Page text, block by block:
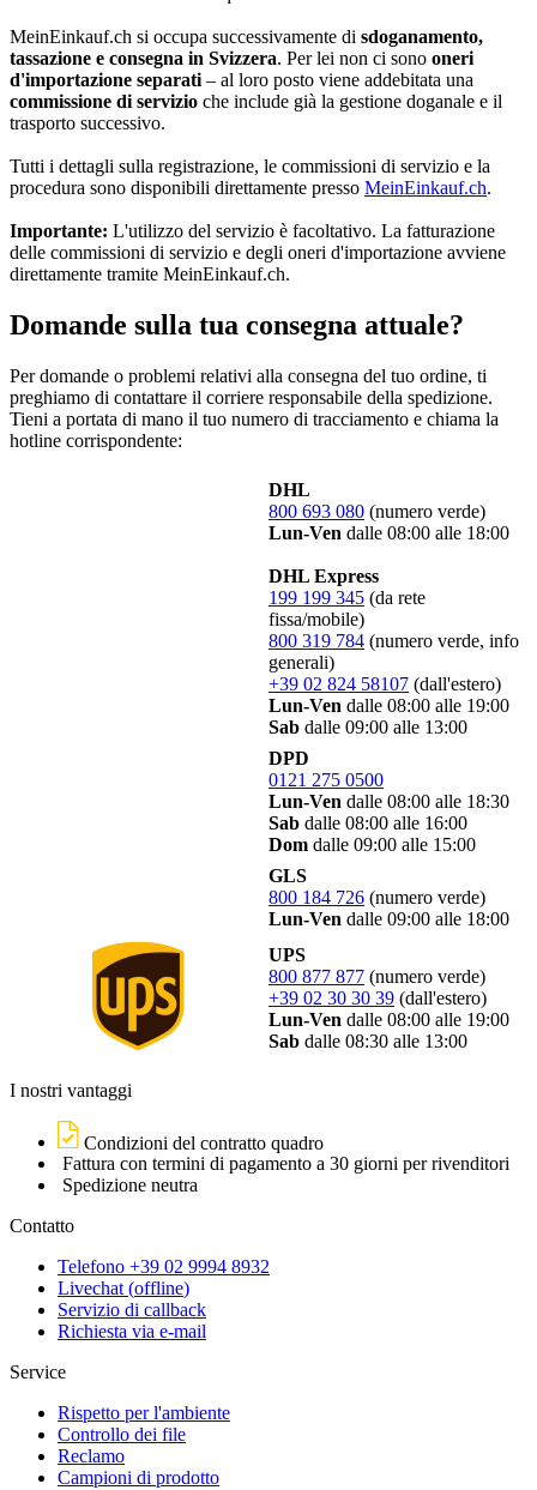
MeinEinkauf.ch si occupa successivamente di sdoganamento,
tassazione e consegna in Svizzera. Per lei non ci sono oneri
d'importazione separati – al loro posto viene addebitata una
commissione di servizio che include già la gestione doganale e il
trasporto successivo.
Tutti i dettagli sulla registrazione, le commissioni di servizio e la
procedura sono disponibili direttamente presso MeinEinkauf.ch.
Importante: L'utilizzo del servizio è facoltativo. La fatturazione
delle commissioni di servizio e degli oneri d'importazione avviene
direttamente tramite MeinEinkauf.ch.
Domande sulla tua consegna attuale?
Per domande o problemi relativi alla consegna del tuo ordine, ti
preghiamo di contattare il corriere responsabile della spedizione.
Tieni a portata di mano il tuo numero di tracciamento e chiama la
hotline corrispondente:
DHL
800 693 080 (numero verde)
Lun-Ven dalle 08:00 alle 18:00
DHL Express
199 199 345 (da rete
fissa/mobile)
800 319 784 (numero verde, info
generali)
+39 02 824 58107 (dall'estero)
Lun-Ven dalle 08:00 alle 19:00
Sab dalle 09:00 alle 13:00
DPD
0121 275 0500
Lun-Ven dalle 08:00 alle 18:30
Sab dalle 08:00 alle 16:00
Dom dalle 09:00 alle 15:00
GLS
800 184 726 (numero verde)
Lun-Ven dalle 09:00 alle 18:00
UPS
800 877 877 (numero verde)
+39 02 30 30 39 (dall'estero)
Lun-Ven dalle 08:00 alle 19:00
Sab dalle 08:30 alle 13:00
I nostri vantaggi
Condizioni del contratto quadro
Fattura con termini di pagamento a 30 giorni per rivenditori
Spedizione neutra
Contatto
Telefono +39 02 9994 8932
Livechat (offline)
Servizio di callback
Richiesta via e-mail
Service
Rispetto per l'ambiente
Controllo dei file
Reclamo
Campioni di prodotto